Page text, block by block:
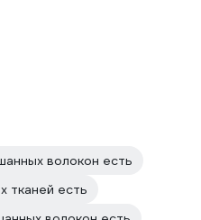
волокон есть
тканей есть